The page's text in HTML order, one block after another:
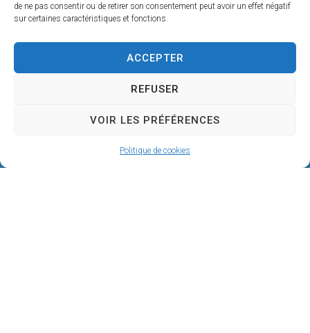
de ne pas consentir ou de retirer son consentement peut avoir un effet négatif
sur certaines caractéristiques et fonctions.
ACCEPTER
REFUSER
VOIR LES PRÉFÉRENCES
Politique de cookies